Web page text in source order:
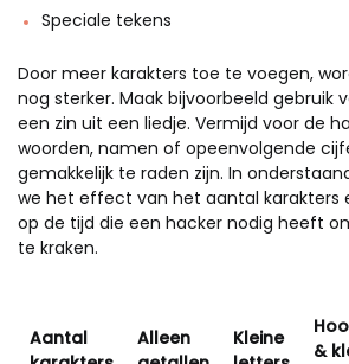
Speciale tekens
Door meer karakters toe te voegen,
nog sterker. Maak bijvoorbeeld gebruik
een zin uit een liedje. Vermijd voor de
woorden, namen of opeenvolgende
gemakkelijk te raden zijn. In
we het effect van het aantal karakters
op de tijd die een hacker nodig heeft
te kraken.
Aantal
Alleen
Kleine
&